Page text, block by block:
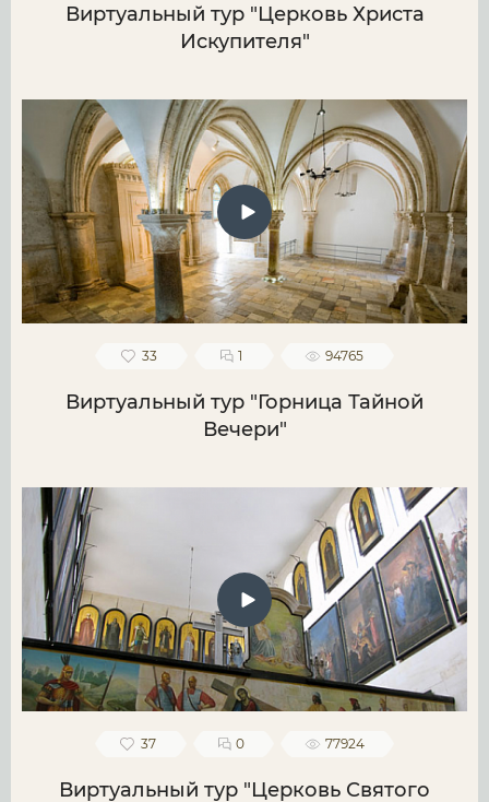
Виртуальный тур "Церковь Христа
Искупителя"
33 1 94765
Виртуальный тур "Горница Тайной
Вечери"
37 0 77924
Виртуальный тур "Церковь Святого